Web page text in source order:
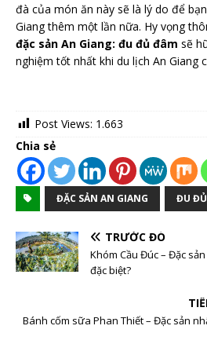
đà của món ăn này sẽ là lý do để
Giang thêm một lần nữa. Hy vọng
đặc sản An Giang: đu đủ đâm sẽ
nghiệm tốt nhất khi du lịch An Giang
Post Views: 1.663
Chia sẻ
ĐẶC SẢN AN GIANG ĐU
TRƯỚC ĐÓ
Khóm Cầu Đúc – Đặc
đặc biệt?
Bánh cốm sữa Phan Thiết – Đặc sản